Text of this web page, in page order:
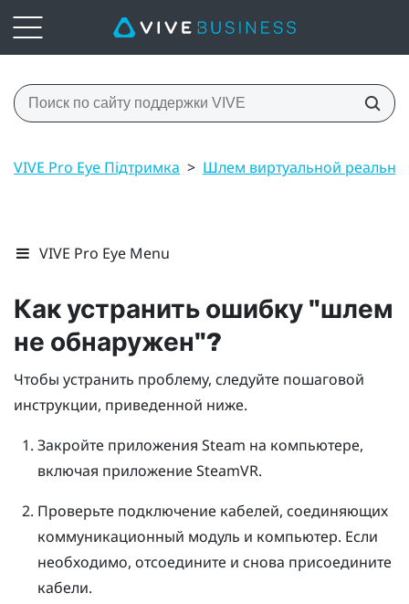
VIVE Pro Eye Підтримка > Шлем виртуальной
VIVE Pro Eye Menu
Как устранить ошибку "‍шлем
не обнаружен"‍?
Чтобы устранить проблему, следуйте пошаговой
инструкции, приведенной ниже.
Закройте приложения Steam на компьютере,
включая приложение SteamVR.
Проверьте подключение кабелей, соединяющих
коммуникационный модуль и компьютер. Если
необходимо, отсоедините и снова присоедините
кабели.